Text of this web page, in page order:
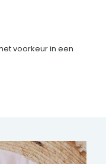
voorkeur in een